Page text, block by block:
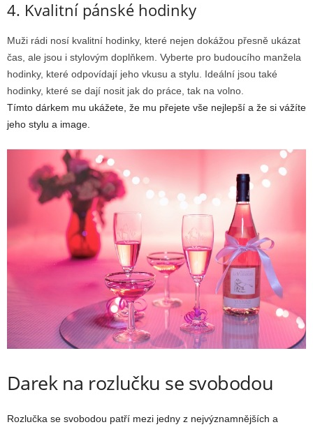
4. Kvalitní pánské hodinky
Muži rádi nosí kvalitní hodinky, které nejen dokážou přesně ukázat
čas, ale jsou i stylovým doplňkem. Vyberte pro budoucího manžela
hodinky, které odpovídají jeho vkusu a stylu. Ideální jsou také
hodinky, které se dají nosit jak do práce, tak na volno.
Tímto dárkem mu ukážete, že mu přejete vše nejlepší a že si vážíte
jeho stylu a image.
Darek na rozlučku se svobodou
Rozlučka se svobodou patří mezi jedny z nejvýznamnějších a